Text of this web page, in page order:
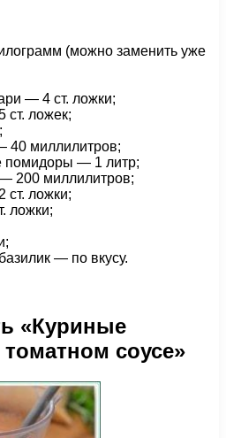
(можно заменить уже
— 4 ст. ложки;
ложек;
40 миллилитров;
помидоры — 1 литр;
200 миллилитров;
ст. ложки;
ложки;
— по вкусу.
«Куриные
соусе»